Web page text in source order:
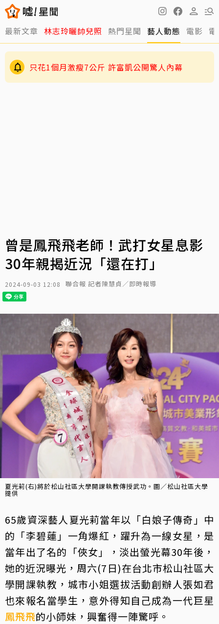
最新文章 林志玲曬帥兒照 熱門星聞 藝人動態 電影
只花1個月激瘦7公斤 許富凱公開驚人內幕
曾是鳳飛飛老師！武打女星息影
30年親揭近況「還在打」
2024-09-03 12:08 聯合報 記者陳慧貞／即時報導
夏光莉(右)將於松山社區大學開課執教傳授武功。圖／松山社區大學
提供
65歲資深藝人夏光莉當年以「白娘子傳奇」中
的「李碧蓮」一角爆紅，躍升為一線女星，是
當年出了名的「俠女」，淡出螢光幕30年後，
她的近況曝光，周六(7日)在台北市松山社區大
學開課執教，城市小姐選拔活動創辦人張如君
也來報名當學生，意外得知自己成為一代巨星
鳳飛飛的小師妹，興奮得一陣驚呼。